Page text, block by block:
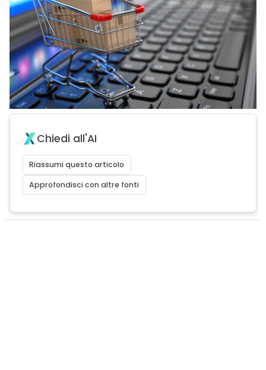
Chiedi all'AI
Riassumi questo articolo
Approfondisci con altre fonti